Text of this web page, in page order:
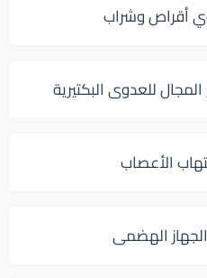
للعدوى البكتيرية